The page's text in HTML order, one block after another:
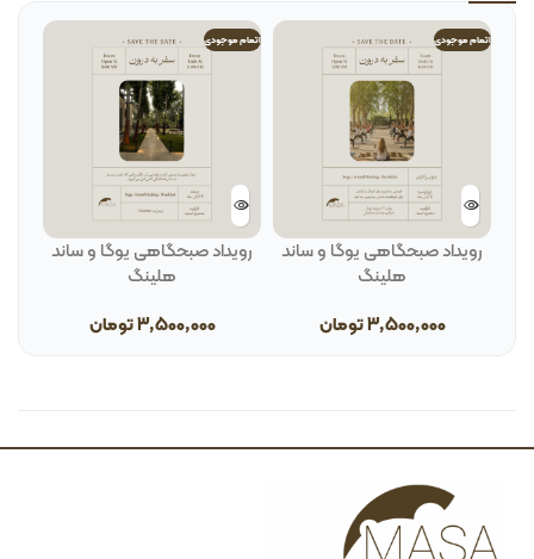
اتمام موجودی
رویداد صبحگاهی یوگا و ساند
هلینگ
3,500,000تومان
اتمام موجودی
رویداد صبحگاهی یوگا و ساند
هلینگ
3,500,000تومان